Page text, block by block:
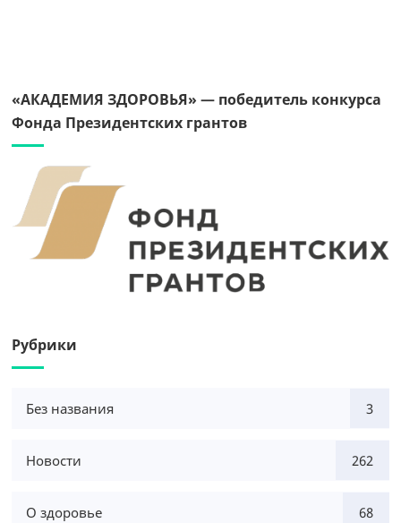
«АКАДЕМИЯ ЗДОРОВЬЯ» — победитель конкурса
Фонда Президентских грантов
Рубрики
Без названия 3
Новости 262
О здоровье 68